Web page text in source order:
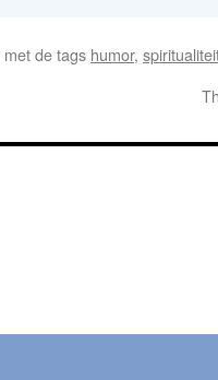
met de tags humor,